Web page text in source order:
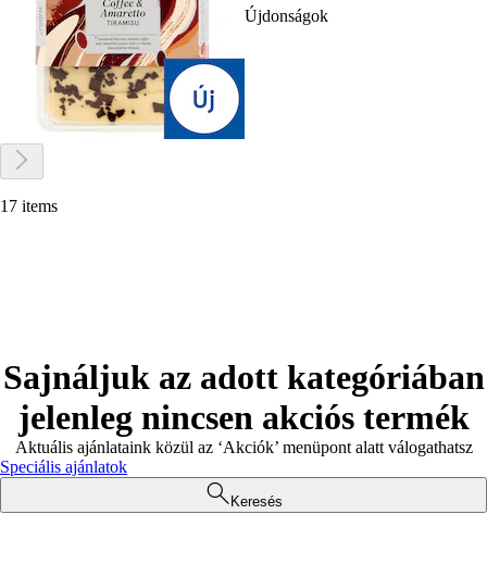
Újdonságok
17 items
Sajnáljuk az adott kategóriában
jelenleg nincsen akciós termék
Aktuális ajánlataink közül az ‘Akciók’ menüpont alatt válogathatsz
Speciális ajánlatok
Keresés